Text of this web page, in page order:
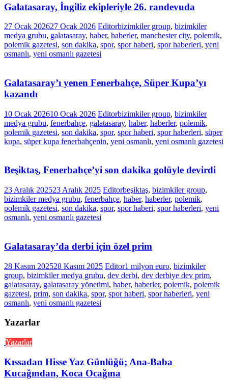
Galatasaray, İngiliz ekipleriyle 26. randevuda
27 Ocak 202627 Ocak 2026 Editorbizimkiler group, bizimkiler
medya grubu, galatasaray, haber, haberler, manchester city, polemik,
polemik gazetesi, son dakika, spor, spor haberi, spor haberleri, yeni
osmanlı, yeni osmanlı gazetesi
Galatasaray’ı yenen Fenerbahçe, Süper Kupa’yı
kazandı
10 Ocak 202610 Ocak 2026 Editorbizimkiler group, bizimkiler
medya grubu, fenerbahçe, galatasaray, haber, haberler, polemik,
polemik gazetesi, son dakika, spor, spor haberi, spor haberleri, süper
kupa, süper kupa fenerbahçenin, yeni osmanlı, yeni osmanlı gazetesi
Beşiktaş, Fenerbahçe’yi son dakika golüyle devirdi
23 Aralık 202523 Aralık 2025 Editorbeşiktaş, bizimkiler group,
bizimkiler medya grubu, fenerbahçe, haber, haberler, polemik,
polemik gazetesi, son dakika, spor, spor haberi, spor haberleri, yeni
osmanlı, yeni osmanlı gazetesi
Galatasaray’da derbi için özel prim
28 Kasım 202528 Kasım 2025 Editor1 milyon euro, bizimkiler
group, bizimkiler medya grubu, dev derbi, dev derbiye dev prim,
galatasaray, galatasaray yönetimi, haber, haberler, polemik, polemik
gazetesi, prim, son dakika, spor, spor haberi, spor haberleri, yeni
osmanlı, yeni osmanlı gazetesi
Yazarlar
Yazarlar
Kıssadan Hisse Yaz Günlüğü; Ana-Baba
Kucağından, Koca Ocağına